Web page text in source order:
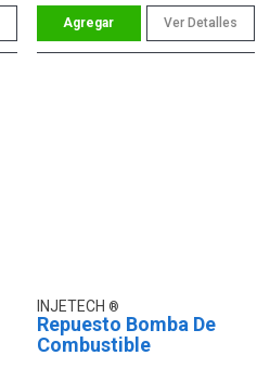
Ver Detalles
INJETECH
Repuesto Bomba De
Combustible